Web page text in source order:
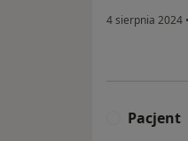
4 sierpnia 2024 •
Pacjent